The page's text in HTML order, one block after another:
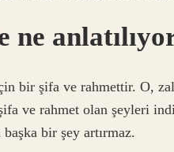
ne
bir şifa ve rahmettir. O,
ve rahmet olan şeyleri
bir şey artırmaz.